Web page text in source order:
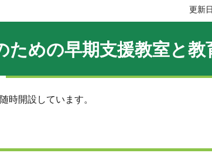
更新
めの早期支援教室と教
時開設しています。